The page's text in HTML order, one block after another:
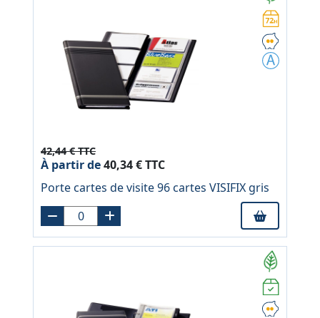
42,44 € TTC
À partir de40,34 € TTC
Porte cartes de visite 96 cartes VISIFIX gris